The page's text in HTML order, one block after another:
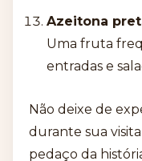
Azeitona
Uma fruta
entradas e
Não deixe de
durante sua
pedaço da